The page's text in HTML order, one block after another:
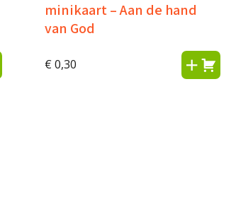
minikaart – Aan de hand
van God
€ 0,30